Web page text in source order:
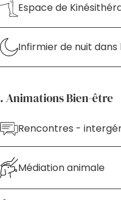
Espace de
Infirmier de nuit
. Animations Bien-être
Rencontres -
Médiation animale